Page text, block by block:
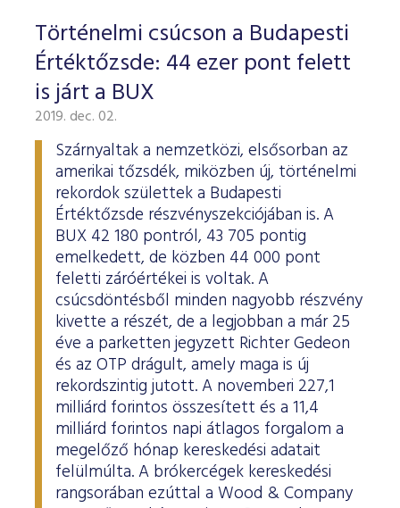
Történelmi csúcson a Budapesti
Értéktőzsde: 44 ezer pont felett
is járt a BUX
2019. dec. 02.
Szárnyaltak a nemzetközi, elsősorban az
amerikai tőzsdék, miközben új, történelmi
rekordok születtek a Budapesti
Értéktőzsde részvényszekciójában is. A
BUX 42 180 pontról, 43 705 pontig
emelkedett, de közben 44 000 pont
feletti záróértékei is voltak. A
csúcsdöntésből minden nagyobb részvény
kivette a részét, de a legjobban a már 25
éve a parketten jegyzett Richter Gedeon
és az OTP drágult, amely maga is új
rekordszintig jutott. A novemberi 227,1
milliárd forintos összesített és a 11,4
milliárd forintos napi átlagos forgalom a
megelőző hónap kereskedési adatait
felülmúlta. A brókercégek kereskedési
rangsorában ezúttal a Wood & Company